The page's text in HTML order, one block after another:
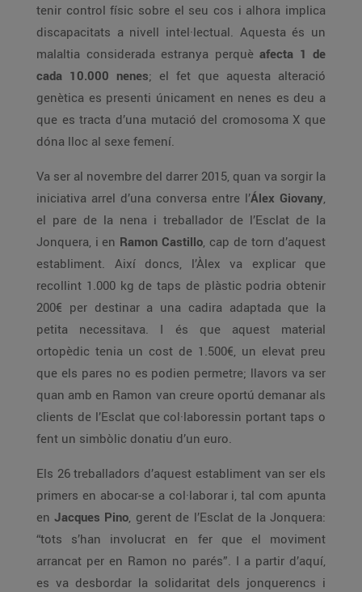
tenir control físic sobre el seu cos i alhora implica
discapacitats a nivell intel·lectual. Aquesta és un
malaltia considerada estranya perquè afecta 1 de
cada 10.000 nenes; el fet que aquesta alteració
genètica es presenti únicament en nenes es deu a
que es tracta d’una mutació del cromosoma X que
dóna lloc al sexe femení.
Va ser al novembre del darrer 2015, quan va sorgir la
iniciativa arrel d’una conversa entre l’Álex Giovany
el pare de la nena i treballador de l’Esclat de la
Jonquera, i en Ramon Castillo , cap de torn d’aquest
establiment. Així doncs, l’Àlex va explicar que
recollint 1.000 kg de taps de plàstic podria obtenir
200€ per destinar a una cadira adaptada que la
petita necessitava. I és que aquest material
ortopèdic tenia un cost de 1.500€, un elevat preu
que els pares no es podien permetre; llavors va ser
quan amb en Ramon van creure oportú demanar als
clients de l’Esclat que col·laboressin portant taps o
fent un simbòlic donatiu d’un euro.
Els 26 treballadors d’aquest establiment van ser els
primers en abocar-se a col·laborar i, tal com apunta
en Jacques Pino , gerent de l’Esclat de la Jonquera:
“tots s’han involucrat en fer que el moviment
arrancat per en Ramon no parés”. I a partir d’aquí,
es va desbordar la solidaritat dels jonquerencs i